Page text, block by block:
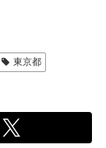
東京都